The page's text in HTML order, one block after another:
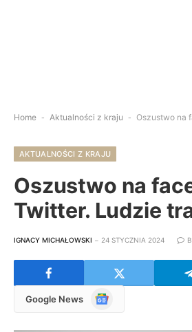
Home - Aktualności z kraju - Oszustwo na
AKTUALNOŚCI Z KRAJU
Oszustwo na
Twitter. Ludzie
IGNACY MICHAŁOWSKI 24 STYCZNIA 2024
Google News
Google